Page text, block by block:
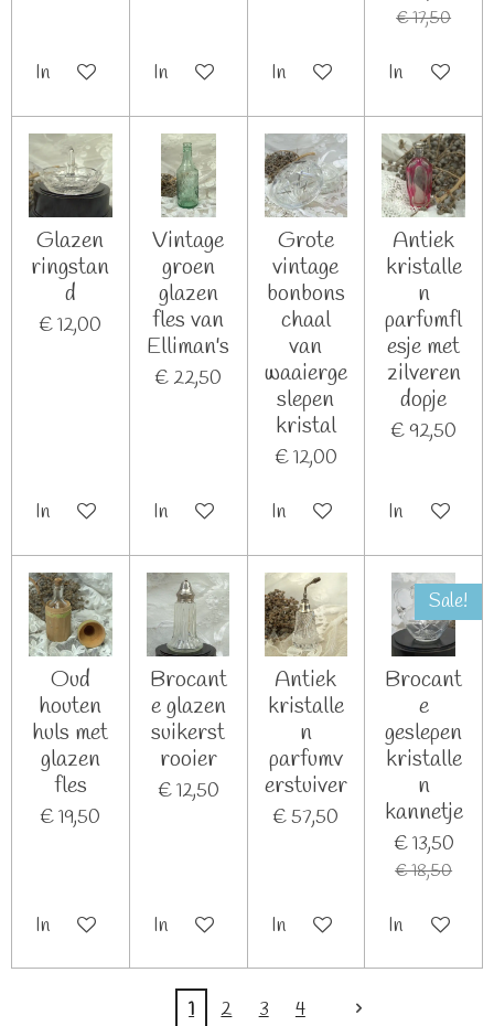
In winkelwagen In winkelwagen In winkelwagen
€ 17,50
In
Glazen
ringstan
d
€ 12,00
In winkelwagen
Vintage
groen
glazen
fles van
Elliman's
€ 22,50
In winkelwagen
Grote
vintage
bonbons
chaal
van
waaierge
slepen
kristal
€ 12,00
In winkelwagen
Antiek
kristalle
n
parfumfl
esje met
zilveren
dopje
€ 92,50
In
Oud
houten
huls met
glazen
fles
€ 19,50
In winkelwagen
Brocant
e glazen
suikerst
rooier
€ 12,50
In winkelwagen
Antiek
kristalle
n
parfumv
erstuiver
€ 57,50
In winkelwagen
Sale!
Brocant
e
geslepen
kristalle
n
kannetje
€ 13,50
€ 18,50
In
1 2 3 4